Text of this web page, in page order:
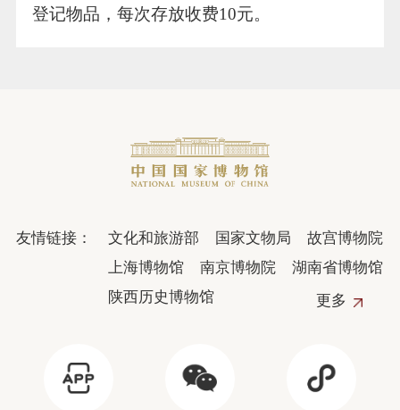
登记物品，每次存放收费10元。
友情链接： 文化和旅游部 国家文物局
故宫博物院
上海博物馆
南京博物院
湖南省博物馆
陕西历史博物馆
更多